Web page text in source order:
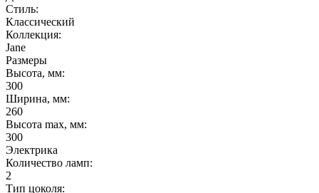
Стиль:
Классический
Коллекция:
Jane
Размеры
Высота, мм:
300
Ширина, мм:
260
Высота max, мм:
300
Электрика
Количество ламп:
2
Тип цоколя: